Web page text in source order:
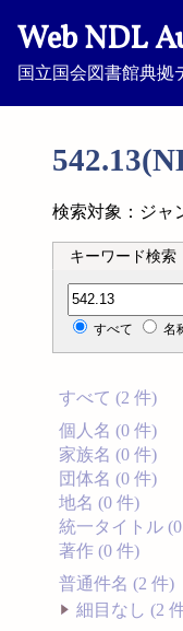
Web NDL
国立国会図書館典拠
検索対象：ジャ
キーワード検索
分類記号検索
すべて 名
すべて (2 件)
個人名 (0 件)
家族名 (0 件)
団体名 (0 件)
地名 (0 件)
統一タイトル
著作 (0 件)
普通件名 (2 件)
細目なし (2